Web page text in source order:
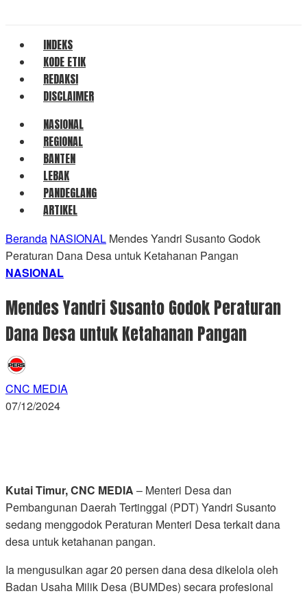
INDEKS
KODE ETIK
REDAKSI
DISCLAIMER
NASIONAL
REGIONAL
BANTEN
LEBAK
PANDEGLANG
ARTIKEL
Beranda NASIONAL Mendes Yandri Susanto Godok
Peraturan Dana Desa untuk Ketahanan Pangan
NASIONAL
Mendes Yandri Susanto Godok Peraturan
Dana Desa untuk Ketahanan Pangan
CNC MEDIA
07/12/2024
Kutai Timur, CNC MEDIA – Menteri Desa dan
Pembangunan Daerah Tertinggal (PDT) Yandri Susanto
sedang menggodok Peraturan Menteri Desa terkait dana
desa untuk ketahanan pangan.
Ia mengusulkan agar 20 persen dana desa dikelola oleh
Badan Usaha Milik Desa (BUMDes) secara profesional